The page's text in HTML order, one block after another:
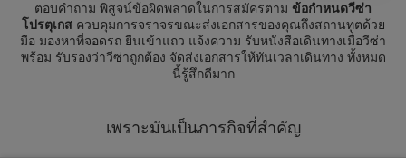
ตอบคำถาม พิสูจน์ข้อผิดพลาดในการสมัครตาม ข้อกำหนดวีซ่า
โปรตุเกสควบคุมการจราจรขณะส่งเอกสารของคุณถึงสถานทูตด้วย
มือ มองหาที่จอดรถ ยืนเข้าแถว แจ้งความ รับหนังสือเดินทางเมื่อวีซ่า
พร้อม รับรองว่าวีซ่าถูกต้อง จัดส่งเอกสารให้ทันเวลาเดินทาง ทั้งหมด
นี้รู้สึกดีมาก
เพราะมันเป็นภารกิจที่สำคัญ